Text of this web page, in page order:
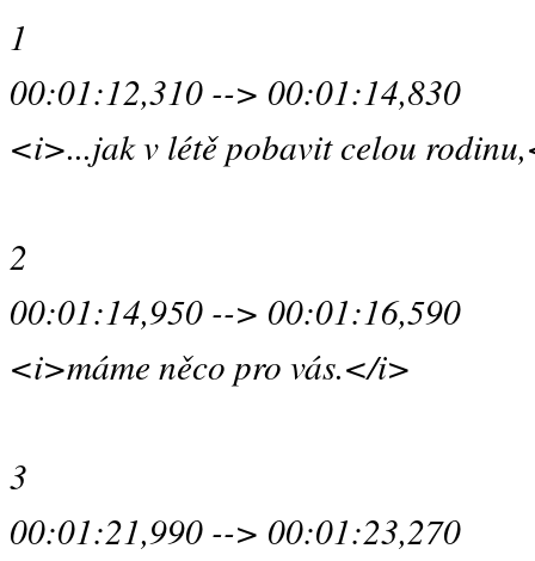
1
00:01:12,310 --> 00:01:14,830
<i>...jak v létě pobavit celou
2
00:01:14,950 --> 00:01:16,590
<i>máme něco pro vás.</i>
3
00:01:21,990 --> 00:01:23,270